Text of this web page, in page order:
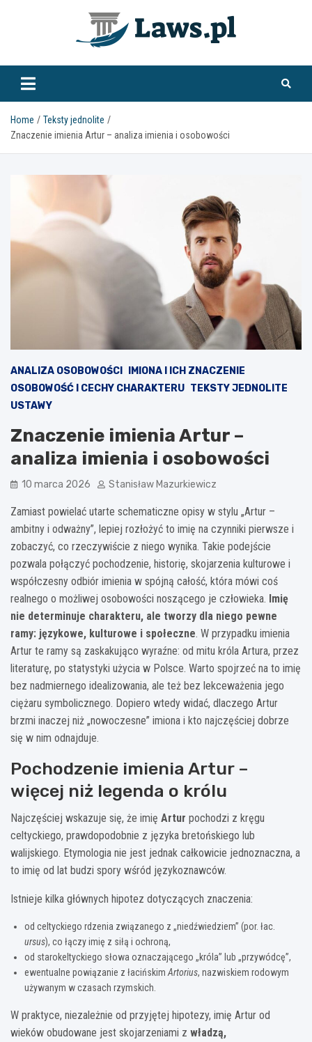
www.laws.pl
Home
Teksty jednolite
Znaczenie imienia Artur – analiza imienia i osobowości
ANALIZA OSOBOWOŚCI
IMIONA I ICH ZNACZENIE
OSOBOWOŚĆ I CECHY CHARAKTERU TEKSTY JEDNOLITE
USTAWY
Znaczenie imienia Artur –
analiza imienia i osobowości
10 marca 2026 Stanisław Mazurkiewicz
Zamiast powielać utarte schematiczne opisy w stylu „Artur –
ambitny i odważny”, lepiej rozłożyć to imię na czynniki pierwsze i
zobaczyć, co rzeczywiście z niego wynika. Takie podejście
pozwala połączyć pochodzenie, historię, skojarzenia kulturowe i
współczesny odbiór imienia w spójną całość, która mówi coś
realnego o możliwej osobowości noszącego je człowieka. Imię
nie determinuje charakteru, ale tworzy dla niego pewne
ramy: językowe, kulturowe i społeczne. W przypadku imienia
Artur te ramy są zaskakująco wyraźne: od mitu króla Artura, przez
literaturę, po statystyki użycia w Polsce. Warto spojrzeć na to imię
bez nadmiernego idealizowania, ale też bez lekceważenia jego
ciężaru symbolicznego. Dopiero wtedy widać, dlaczego Artur
brzmi inaczej niż „nowoczesne” imiona i kto najczęściej dobrze
się w nim odnajduje.
Pochodzenie imienia Artur –
więcej niż legenda o królu
Najczęściej wskazuje się, że imię Artur pochodzi z kręgu
celtyckiego, prawdopodobnie z języka bretońskiego lub
walijskiego. Etymologia nie jest jednak całkowicie jednoznaczna, a
to imię od lat budzi spory wśród językoznawców.
Istnieje kilka głównych hipotez dotyczących znaczenia:
od celtyckiego rdzenia związanego z „niedźwiedziem” (por. łac.
ursus), co łączy imię z siłą i ochroną,
od starokeltyckiego słowa oznaczającego „króla” lub „przywódcę”,
ewentualne powiązanie z łacińskim Artorius, nazwiskiem rodowym
używanym w czasach rzymskich.
W praktyce, niezależnie od przyjętej hipotezy, imię Artur od
wieków obudowane jest skojarzeniami z władzą,